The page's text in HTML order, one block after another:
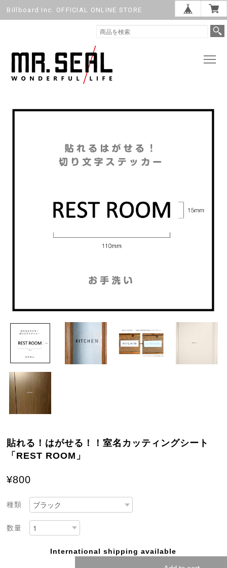
Billboard Inc. OFFICIAL ONLINE STORE
貼れる！はがせる！！室名カッティングシート
「REST ROOM」
¥800
種類
数量
International shipping available